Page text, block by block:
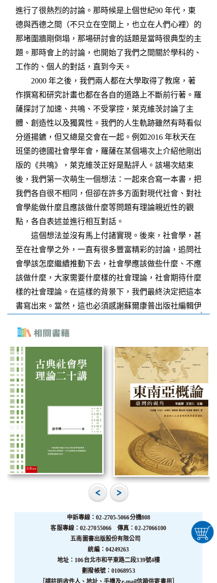
申訴專線：02-2705-5066分機808
客服專線：02-27055066 傳真：02-27066100
五南圖書出版股份有限公司
統編：04249263
地址：106台北市和平東路二段339號4樓
劃撥帳號：01068953
［請註明收件人、地址、手機及e-mail信箱供寄書用］